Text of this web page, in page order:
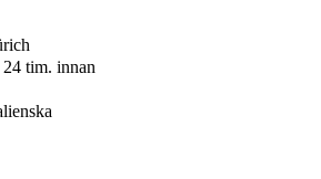
tim. innan